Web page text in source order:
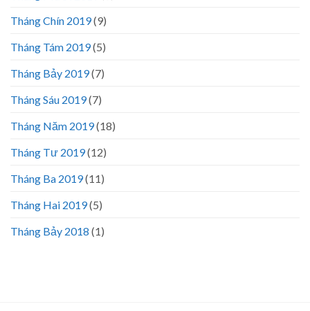
Tháng Chín 2019(9)
Tháng Tám 2019(5)
Tháng Bảy 2019(7)
Tháng Sáu 2019(7)
Tháng Năm 2019(18)
Tháng Tư 2019(12)
Tháng Ba 2019(11)
Tháng Hai 2019(5)
Tháng Bảy 2018 (1)